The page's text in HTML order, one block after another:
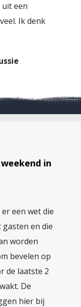
uit een
Ik denk
in
een wet die
en die
worden
bevelen op
de laatste 2
De
hier bij